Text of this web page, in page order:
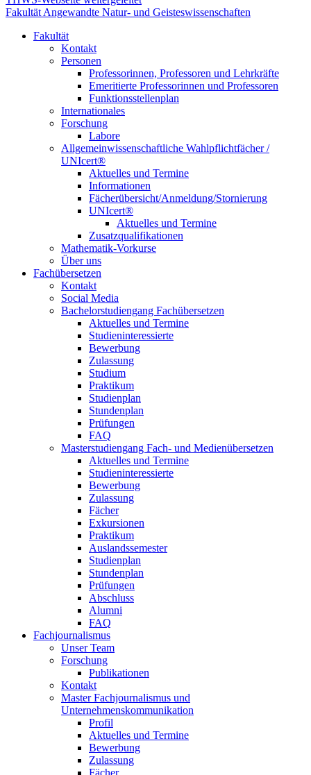
Fakultät Angewandte Natur- und Geisteswissenschaften
Fakultät
Kontakt
Personen
Professorinnen, Professoren und Lehrkräfte
Emeritierte Professorinnen und Professoren
Funktionsstellenplan
Internationales
Forschung
Labore
Allgemeinwissenschaftliche Wahlpflichtfächer /
UNIcert®
Aktuelles und Termine
Informationen
Fächerübersicht/Anmeldung/Stornierung
UNIcert®
Aktuelles und Termine
Zusatzqualifikationen
Mathematik-Vorkurse
Über uns
Fachübersetzen
Kontakt
Social Media
Bachelorstudiengang Fachübersetzen
Aktuelles und Termine
Studieninteressierte
Bewerbung
Zulassung
Studium
Praktikum
Studienplan
Stundenplan
Prüfungen
FAQ
Masterstudiengang Fach- und Medienübersetzen
Aktuelles und Termine
Studieninteressierte
Bewerbung
Zulassung
Fächer
Exkursionen
Praktikum
Auslandssemester
Studienplan
Stundenplan
Prüfungen
Abschluss
Alumni
FAQ
Fachjournalismus
Unser Team
Forschung
Publikationen
Kontakt
Master Fachjournalismus und
Unternehmenskommunikation
Profil
Aktuelles und Termine
Bewerbung
Zulassung
Fächer